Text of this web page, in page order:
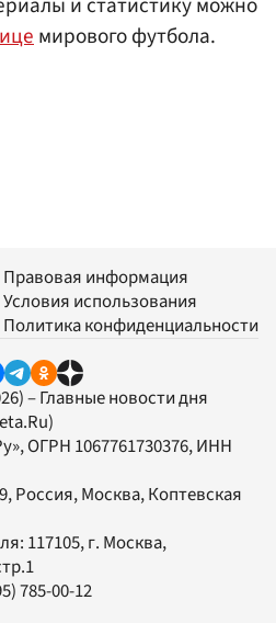
мирового футбола.
Правовая информация
Условия использования
Политика конфиденциальности
– Главные новости дня
, ОГРН 1067761730376, ИНН
Россия, Москва, Коптевская
117105, г. Москва,
785-00-12